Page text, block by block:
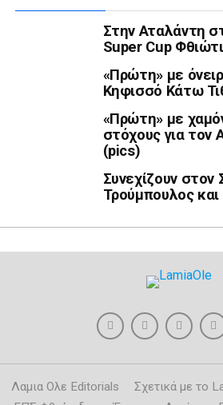
Στην Αταλάντη
Super Cup
«Πρώτη» με
Κηφισσό Κάτω
«Πρώτη» με
στόχους για τον
(pics)
Συνεχίζουν στον
Τρούμπουλος
Λαμια Ολε Editorials Σχετικά με το